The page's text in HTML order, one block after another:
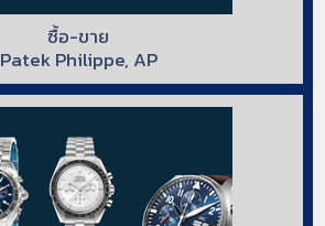
ซื้อ-ขาย
Patek Philippe, AP